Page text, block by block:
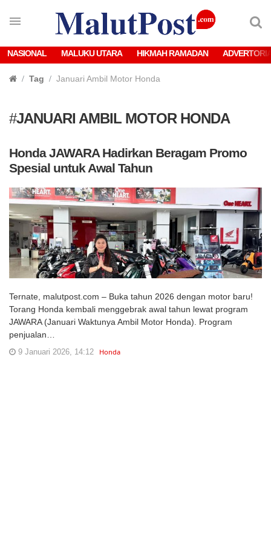
NASIONAL MALUKU UTARA HIKMAH RAMADAN
Tag Januari Ambil Motor Honda
#JANUARI AMBIL MOTOR HONDA
Honda JAWARA Hadirkan Beragam Promo
Spesial untuk Awal Tahun
Ternate, malutpost.com – Buka tahun 2026 dengan motor baru!
Torang Honda kembali menggebrak awal tahun lewat program
JAWARA (Januari Waktunya Ambil Motor Honda). Program
penjualan…
9 Januari 2026, 14:12 Honda